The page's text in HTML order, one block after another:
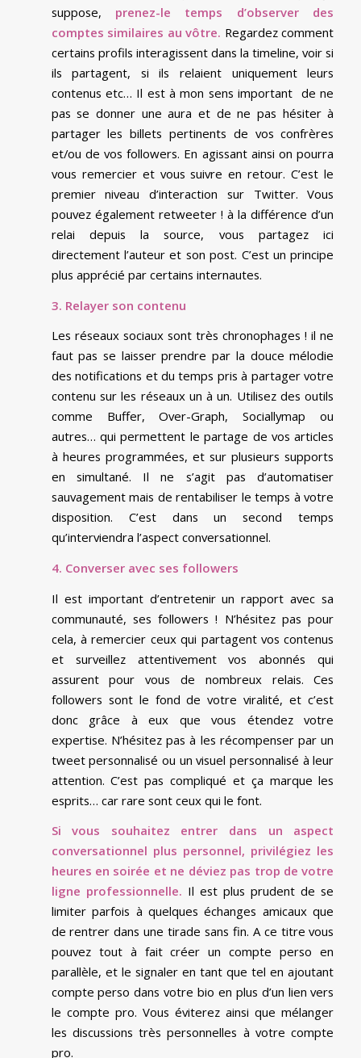
suppose, prenez-le temps d’observer des
comptes similaires au vôtre. Regardez comment
certains profils interagissent dans la timeline, voir si
ils partagent, si ils relaient uniquement leurs
contenus etc… Il est à mon sens important de ne
pas se donner une aura et de ne pas hésiter à
partager les billets pertinents de vos confrères
et/ou de vos followers. En agissant ainsi on pourra
vous remercier et vous suivre en retour. C’est le
premier niveau d’interaction sur Twitter. Vous
pouvez également retweeter ! à la différence d’un
relai depuis la source, vous partagez ici
directement l’auteur et son post. C’est un principe
plus apprécié par certains internautes.
3. Relayer son contenu
Les réseaux sociaux sont très chronophages ! il ne
faut pas se laisser prendre par la douce mélodie
des notifications et du temps pris à partager votre
contenu sur les réseaux un à un. Utilisez des outils
comme Buffer, Over-Graph, Sociallymap ou
autres… qui permettent le partage de vos articles
à heures programmées, et sur plusieurs supports
en simultané. Il ne s’agit pas d’automatiser
sauvagement mais de rentabiliser le temps à votre
disposition. C’est dans un second temps
qu’interviendra l’aspect conversationnel.
4. Converser avec ses followers
Il est important d’entretenir un rapport avec sa
communauté, ses followers ! N’hésitez pas pour
cela, à remercier ceux qui partagent vos contenus
et surveillez attentivement vos abonnés qui
assurent pour vous de nombreux relais. Ces
followers sont le fond de votre viralité, et c’est
donc grâce à eux que vous étendez votre
expertise. N’hésitez pas à les récompenser par un
tweet personnalisé ou un visuel personnalisé à leur
attention. C’est pas compliqué et ça marque les
esprits… car rare sont ceux qui le font.
Si vous souhaitez entrer dans un aspect
conversationnel plus personnel, privilégiez les
heures en soirée et ne déviez pas trop de votre
ligne professionnelle. Il est plus prudent de se
limiter parfois à quelques échanges amicaux que
de rentrer dans une tirade sans fin. A ce titre vous
pouvez tout à fait créer un compte perso en
parallèle, et le signaler en tant que tel en ajoutant
compte perso dans votre bio en plus d’un lien vers
le compte pro. Vous éviterez ainsi que mélanger
les discussions très personnelles à votre compte
pro.